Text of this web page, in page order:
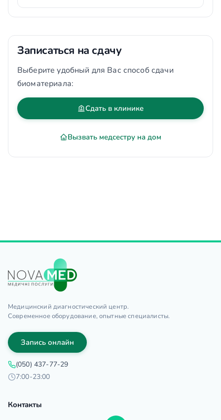
Записаться на сдачу
Выберите удобный для Вас способ сдачи
биоматериала:
Сдать в клинике
Вызвать медсестру на дом
Медицинский диагностический центр.
Современное оборудование, опытные специалисты.
Запись онлайн
(050) 437-77-29
7:00-23:00
Контакты